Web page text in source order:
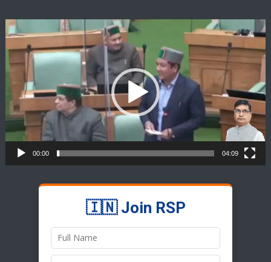
Video
Player
00:00 04:09
🇮🇳 Join RSP